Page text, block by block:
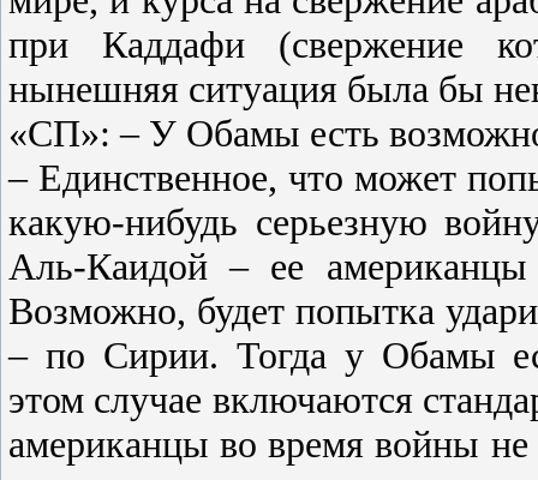
при Каддафи (свержение
нынешняя ситуация была бы
«СП»: – У Обамы есть
– Единственное, что может
какую-нибудь серьезную
Аль-Каидой – ее
Возможно, будет попытка
– по Сирии. Тогда у Обамы
этом случае включаются
американцы во время войны не